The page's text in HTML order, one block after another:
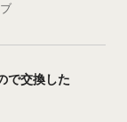
で交換した